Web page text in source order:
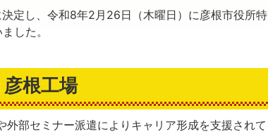
定し、令和8年2月26日（木曜日）に彦根市役所特
した。
根工場
部セミナー派遣によりキャリア形成を支援されて